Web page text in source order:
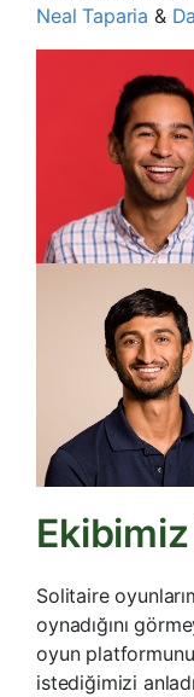
Neal Taparia &
Solitaire
oynadığını
oyun
istediğimizi